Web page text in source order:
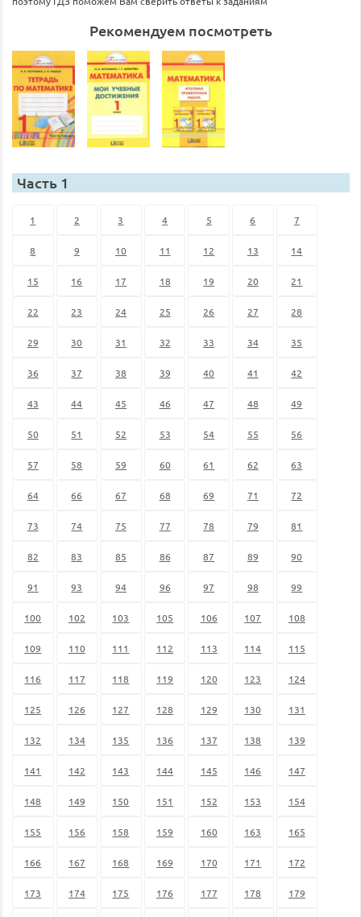
Рекомендуем посмотреть
Часть 1
1 2 3 4 5 6 7
8 9 10 11 12 13 14
15 16 17 18 19 20 21
22 23 24 25 26 27 28
29 30 31 32 33 34 35
36 37 38 39 40 41 42
43 44 45 46 47 48 49
50 51 52 53 54 55 56
57 58 59 60 61 62 63
64 66 67 68 69 71 72
73 74 75 77 78 79 81
82 83 85 86 87 89 90
91 93 94 96 97 98 99
100 102 103 105 106 107 108
109 110 111 112 113 114 115
116 117 118 119 120 123 124
125 126 127 128 129 130 131
132 134 135 136 137 138 139
141 142 143 144 145 146 147
148 149 150 151 152 153 154
155 156 158 159 160 163 165
166 167 168 169 170 171 172
173 174 175 176 177 178 179